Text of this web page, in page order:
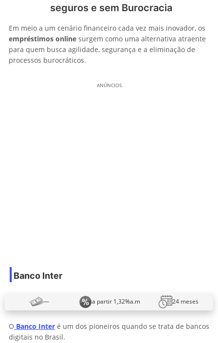
seguros e sem Burocracia
Em meio a um cenário financeiro cada vez mais inovador, os
empréstimos online surgem como uma alternativa atraente
para quem busca agilidade, segurança e a eliminação de
processos burocráticos.
ANÚNCIOS
Banco Inter
— a partir 1,32%a.m 24 meses
O Banco Inter é um dos pioneiros quando se trata de bancos
digitais no Brasil.